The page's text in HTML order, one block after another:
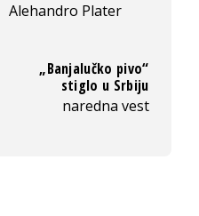
Alehandro Plater
„Banjalučko pivo“
stiglo u Srbiju
naredna vest